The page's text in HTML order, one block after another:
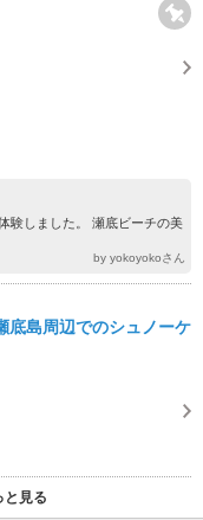
験しました。 瀬底ビーチの美
by yokoyokoさん
底島周辺でのシュノーケ
と見る